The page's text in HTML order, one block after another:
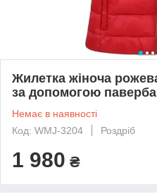
Жилетка жіноча
за допомогою
Немає в наявності
Код: WMJ-3204
Роздріб
1 980 ₴